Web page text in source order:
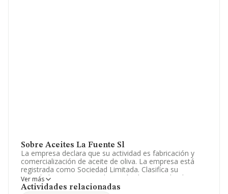
Sobre Aceites La Fuente Sl
La empresa declara que su actividad es fabricación y
comercialización de aceite de oliva. La empresa está
registrada como Sociedad Limitada. Clasifica su
actividad CNAE como 'Fabricación de aceite de oliva',
código 1043. No realiza actividad de importación y/o
Ver más
Actividades relacionadas